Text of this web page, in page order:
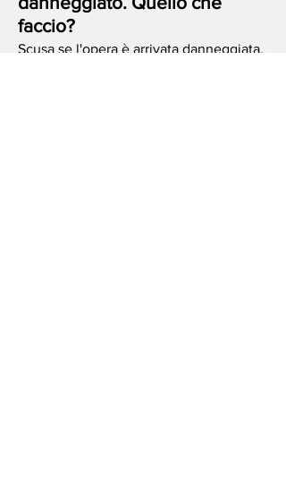
faccio?
Scusa se l'opera è arrivata danneggiata.